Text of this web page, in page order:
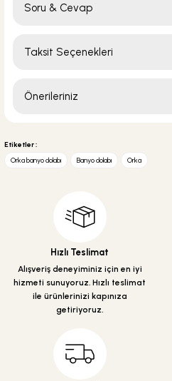
Soru & Cevap
Taksit Seçenekleri
Önerileriniz
yetersiz gördüğünüz noktaları öneri
Görüş ve önerileriniz için teşekkür
Ürün resmi kalitesiz, bozuk veya
Ürün açıklamasında eksik bilgiler
Ürün fiyatı diğer sitelerden daha
Bu ürüne benzer farklı alternatifler
Etiketler :
Orka banyo dolabı
Banyo dolabı Orka
Hızlı Teslimat
Alışveriş deneyiminiz için en iyi
hizmeti sunuyoruz. Hızlı teslimat
ile ürünlerinizi kapınıza
getiriyoruz.